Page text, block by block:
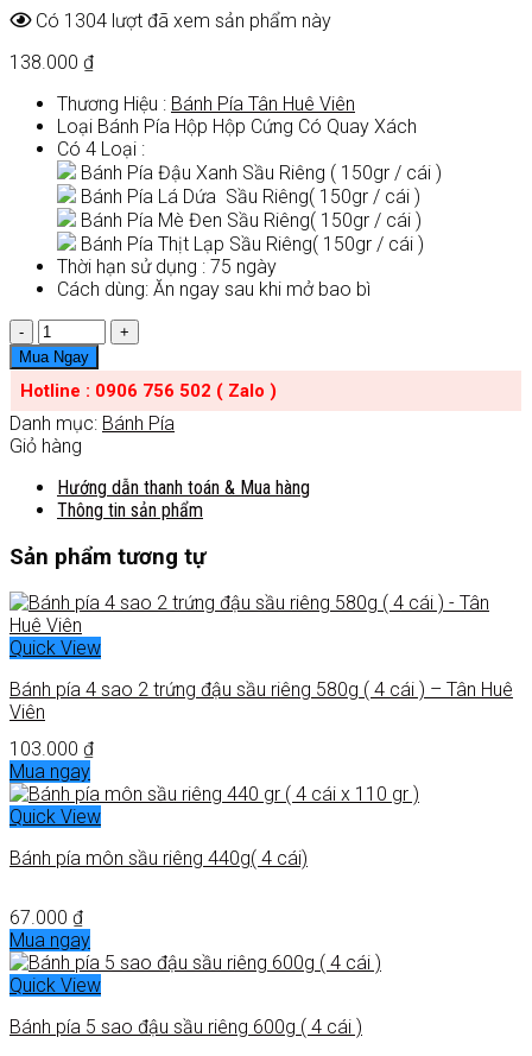
Có 1304 lượt đã xem sản phẩm này
138.000 ₫
Thương Hiệu : Bánh Pía Tân Huê Viên
Loại Bánh Pía Hộp Hộp Cứng Có Quay Xách
Có 4 Loại :
Bánh Pía Đậu Xanh Sầu Riêng ( 150gr / cái )
Bánh Pía Lá Dứa Sầu Riêng( 150gr / cái )
Bánh Pía Mè Đen Sầu Riêng( 150gr / cái )
Bánh Pía Thịt Lạp Sầu Riêng( 150gr / cái )
Thời hạn sử dụng : 75 ngày
Cách dùng: Ăn ngay sau khi mở bao bì
Số
lượng
Mua Ngay
Hotline : 0906 756 502 ( Zalo )
Danh mục: Bánh Pía
Giỏ hàng
Hướng dẫn thanh toán & Mua hàng
Thông tin sản phẩm
Sản phẩm tương tự
Quick View
Bánh pía 4 sao 2 trứng đậu sầu riêng 580g ( 4 cái ) – Tân Huê
Viên
103.000 ₫
Mua ngay
Quick View
Bánh pía môn sầu riêng 440g( 4 cái)
67.000 ₫
Mua ngay
Quick View
Bánh pía 5 sao đậu sầu riêng 600g ( 4 cái )